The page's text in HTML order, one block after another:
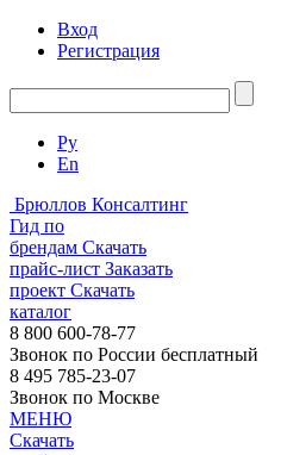
Вход
Регистрация
Ру
En
Брюллов Консалтинг
Гид по
брендам Скачать
прайс-лист Заказать
проект Скачать
каталог
8 800 600-78-77
Звонок по России бесплатный
8 495 785-23-07
Звонок по Москве
МЕНЮ
Скачать